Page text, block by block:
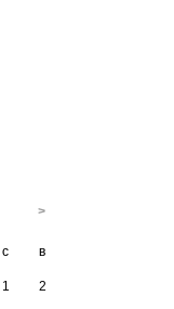
с в
1 2